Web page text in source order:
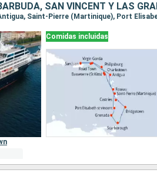
Comidas incluidas